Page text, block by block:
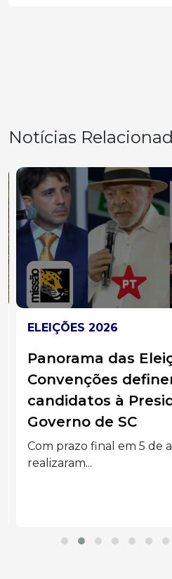
Notícias
ELEIÇÕES 2026
Panorama das
Convenções
candidatos à
Governo de SC
Com prazo final em 5 de
realizaram...